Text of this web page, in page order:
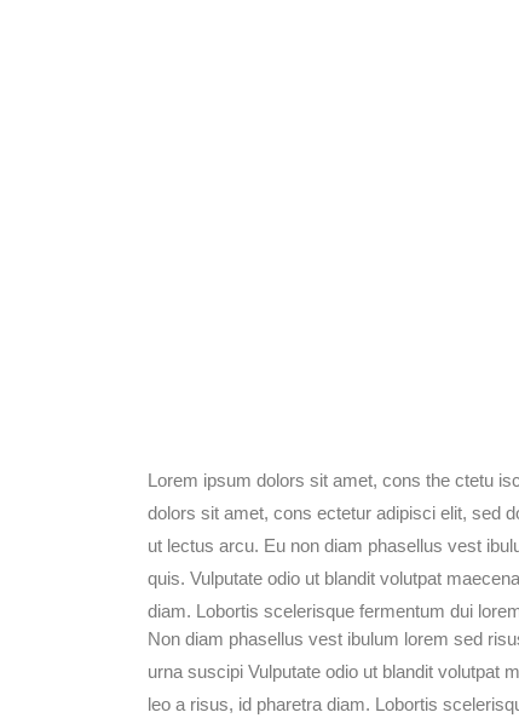
Lorem ipsum dolors sit amet, cons the ctetu
dolors sit amet, cons ectetur adipisci elit, sed
ut lectus arcu. Eu non diam phasellus vest
quis. Vulputate odio ut blandit volutpat
diam. Lobortis scelerisque fermentum dui
Non diam phasellus vest ibulum lorem sed
urna suscipi Vulputate odio ut blandit volutpat
leo a risus, id pharetra diam. Lobortis